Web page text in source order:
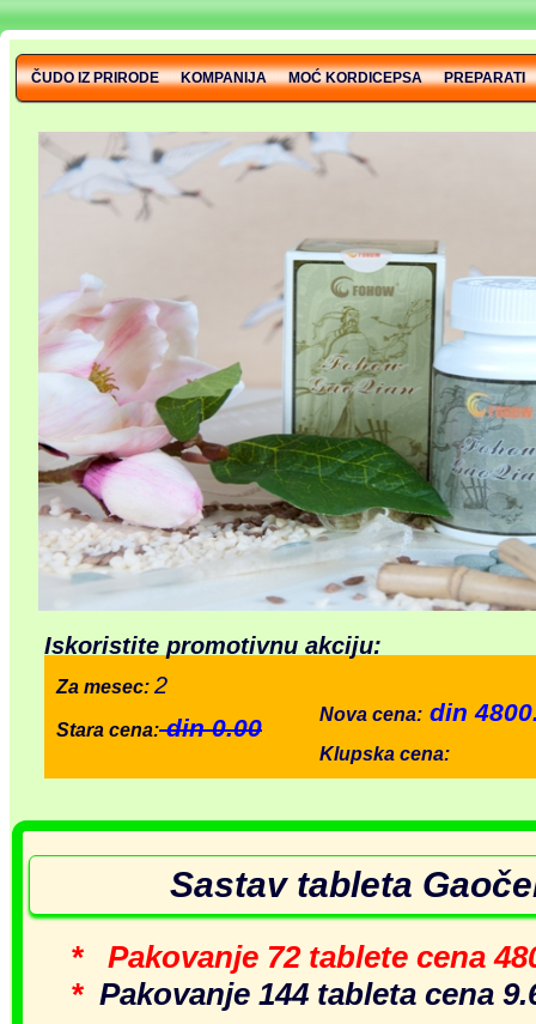
ČUDO IZ PRIRODE KOMPANIJA MOĆ KORDICEPSA PREPARATI
Iskoristite promotivnu akciju:
Za mesec: 2
Stara cena:din 0.00 Nova cena: din
Klupska cena:
Sastav tableta
* Pakovanje 72 tablete cena
* Pakovanje 144 tableta cena